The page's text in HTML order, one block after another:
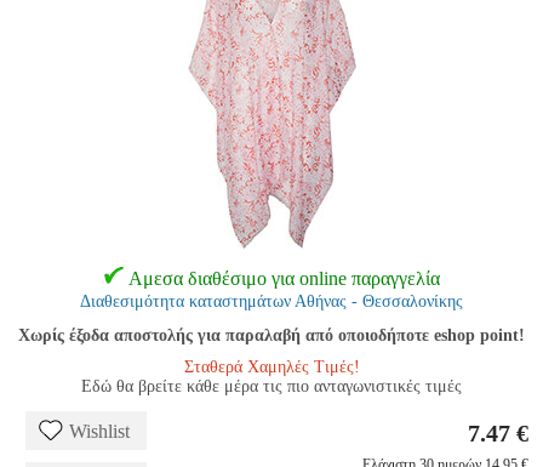
Αμεσα διαθέσιμο για online παραγγελία
Διαθεσιμότητα καταστημάτων Αθήνας - Θεσσαλονίκης
Χωρίς έξοδα αποστολής για παραλαβή από οποιοδήποτε eshop point!
Σταθερά Χαμηλές Τιμές!
Εδώ θα βρείτε κάθε μέρα τις πιο ανταγωνιστικές τιμές
Wishlist 7.47 €